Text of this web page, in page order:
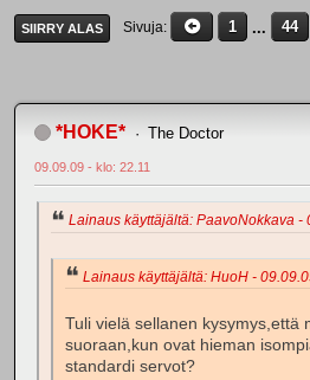
SIIRRY ALAS Sivuja 1 ... 44
*HOKE* The Doctor
09.09.09 - klo: 22.11
Lainaus käyttäjältä: PaavoNokkava -
Lainaus käyttäjältä: HuoH -
Tuli vielä sellanen kysymys,että
suoraan,kun ovat hieman
standardi servot?